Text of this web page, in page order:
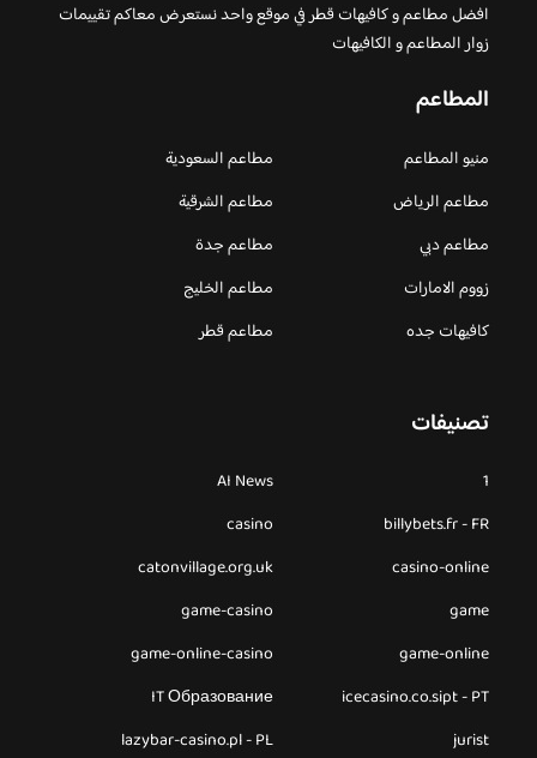
افضل مطاعم و كافيهات قطر في موقع واحد نستعرض معاكم تقييمات
زوار المطاعم و الكافيهات
المطاعم
منيو المطاعم
مطاعم السعودية
مطاعم الرياض
مطاعم الشرقية
مطاعم دبي
مطاعم جدة
زووم الامارات
مطاعم الخليج
كافيهات جده
مطاعم قطر
تصنيفات
1
AI News
billybets.fr - FR
casino
casino-online
catonvillage.org.uk
game
game-casino
game-online
game-online-casino
icecasino.co.sipt - PT
IT Образование
jurist
lazybar-casino.pl - PL